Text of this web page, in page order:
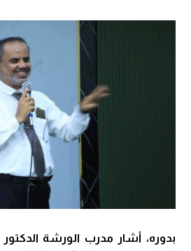
بدوره، أشار مدرب الورشة